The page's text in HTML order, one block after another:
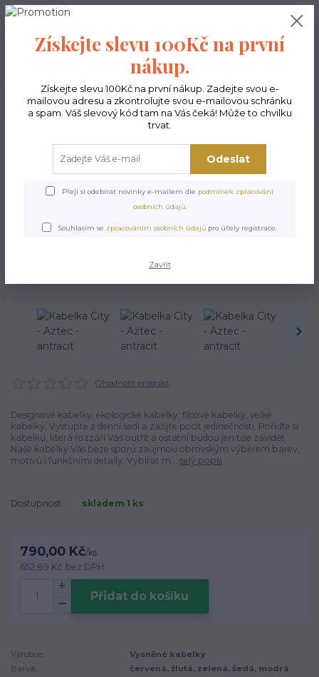
Hledat
0,00 Kč
City - Aztec - antracit
Kabelka City - Aztec -
antracit
Ohodnotit produkt
Designové kabelky, ekologické kabelky, filcové kabelky, velké
kabelky, Vystupte z denní šedi a zažijte pocit jedinečnosti. Pořiďte si
kabelku, která rozzáří Váš outfit a ostatní budou jen tiše závidět.
Naše kabelky Vás beze sporu zaujmou obrovským výběrem barev,
motivů i funkčními detaily. Vybírat m... celý popis
Dostupnost skladem 1 ks
790,00 Kč/ks
652,89 Kč bez DPH
Přidat do košíku
Výrobce:
Vysněné kabelky
Barva:
červená, žlutá, zelená, šedá, modrá
Získejte slevu 100Kč na první
nákup.
Získejte slevu 100Kč na první nákup. Zadejte svou e-
mailovou adresu a zkontrolujte svou e-mailovou schránku
a spam. Váš slevový kód tam na Vás čeká! Může to chvilku
trvat.
Odeslat
Přeji si odebírat novinky e-mailem dle podmínek zpracování
osobních údajů.
Souhlasím se zpracováním osobních údajů pro účely registrace.
Zavřít